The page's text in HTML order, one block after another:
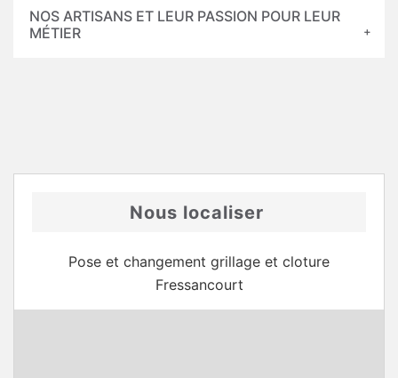
NOS ARTISANS ET LEUR PASSION POUR LEUR
MÉTIER
Nous localiser
Pose et changement grillage et cloture
Fressancourt